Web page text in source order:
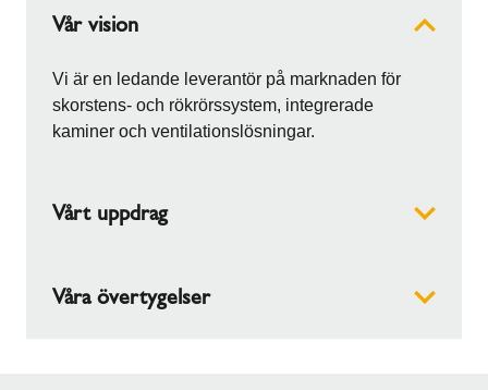
Vår vision
Vi är en ledande leverantör på marknaden för
skorstens- och rökrörssystem, integrerade
kaminer och ventilationslösningar.
Vårt uppdrag
designorienterade produkter för att förbättra
Våra övertygelser